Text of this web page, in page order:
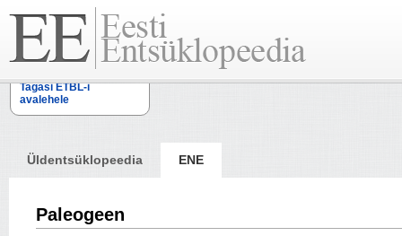
Tagasi ETBL-i
avalehele
Üldentsüklopeedia ENE
Paleogeen